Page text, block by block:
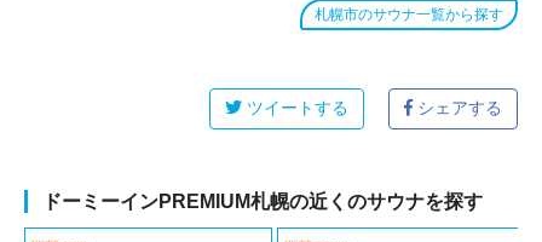
札幌市のサウナ一覧から探す
ツイートする シェアする
ドーミーインPREMIUM札幌の近くのサウナを探す